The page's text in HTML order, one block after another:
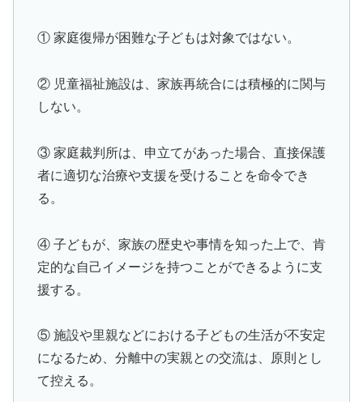
① 家庭復帰が困難な子どもは対象ではない。
② 児童福祉施設は、家族再統合には積極的に関与
しない。
③ 家庭裁判所は、申立てがあった場合、直接保護
者に適切な治療や支援を受けることを命令でき
る。
④ 子どもが、家族の歴史や事情を知った上で、肯
定的な自己イメージを持つことができるように支
援する。
⑤ 施設や里親などにおける子どもの生活が不安定
になるため、分離中の実親との交流は、原則とし
て控える。